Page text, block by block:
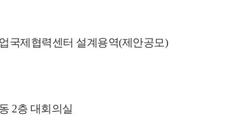
국제협력센터 설계용역(제안공모)
2층 대회의실